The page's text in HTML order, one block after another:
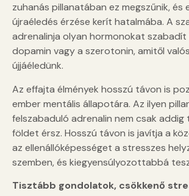
zuhanás pillanatában ez megszűnik, és
újraéledés érzése kerít hatalmába. A
adrenalinja olyan hormonokat szabadít
dopamin vagy a szerotonin, amitől
újjáéledünk.
Az effajta élmények hosszú távon is
ember mentális állapotára. Az ilyen
felszabaduló adrenalin nem csak addig
földet érsz. Hosszú távon is javítja a
az ellenállóképességet a stresszes
szemben, és kiegyensúlyozottabbá
Tisztább gondolatok, csökkenő